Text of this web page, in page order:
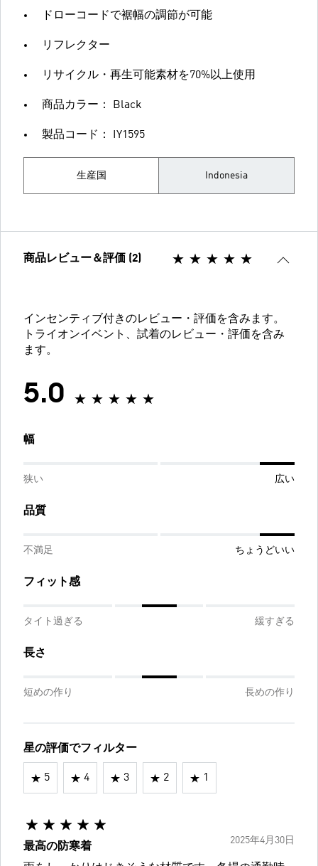
ドローコードで裾幅の調節が可能
リフレクター
リサイクル・再生可能素材を70%以上使用
商品カラー： Black
製品コード： IY1595
生産国 Indonesia
商品レビュー＆評価 (2)
インセンティブ付きのレビュー・評価を含みます。
トライオンイベント、試着のレビュー・評価を含み
ます。
5.0
幅
狭い 広い
品質
不満足 ちょうどいい
フィット感
タイト過ぎる 緩すぎる
長さ
短めの作り 長めの作り
星の評価でフィルター
5 4 3 2 1
2025年4月30日
最高の防寒着